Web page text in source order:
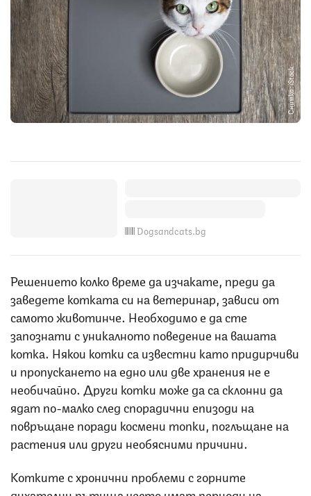
Снимка: iStock
Dogsandcats.bg
Решението колко време да изчакате, преди да
заведете котката си на ветеринар, зависи от
самото животинче. Необходимо е да сте
запознати с уникалното поведение на вашата
котка. Някои котки са известни като придирчиви
и пропускането на едно или две хранения не е
необичайно. Други котки може да са склонни да
ядат по-малко след спорадични епизоди на
повръщане поради космени топки, поглъщане на
растения или други необясними причини.
Котките с хронични проблеми с горните